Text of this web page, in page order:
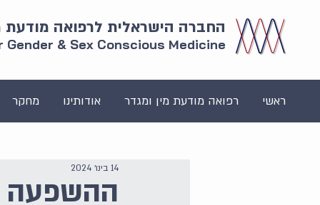
החברה הישראלית לרפואה מודעת
& Sex Conscious Medicine
ראשי רפואה מודעת מין ומגדר אודותינו מחקר
14 בינו׳ 2024